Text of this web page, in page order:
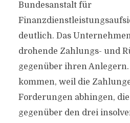
Bundesanstalt für
deutlich. Das
drohende Zahlungs- und
gegenüber ihren Anlegern.
kommen, weil die
Forderungen abhingen,
gegenüber den drei